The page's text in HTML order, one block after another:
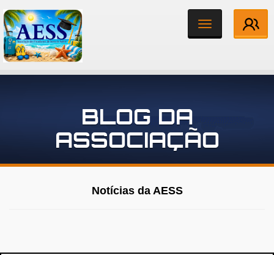
Toggle
navigation
Associados
Notícias
Contato
BLOG DA
ASSOCIAÇÃO
Notícias da AESS